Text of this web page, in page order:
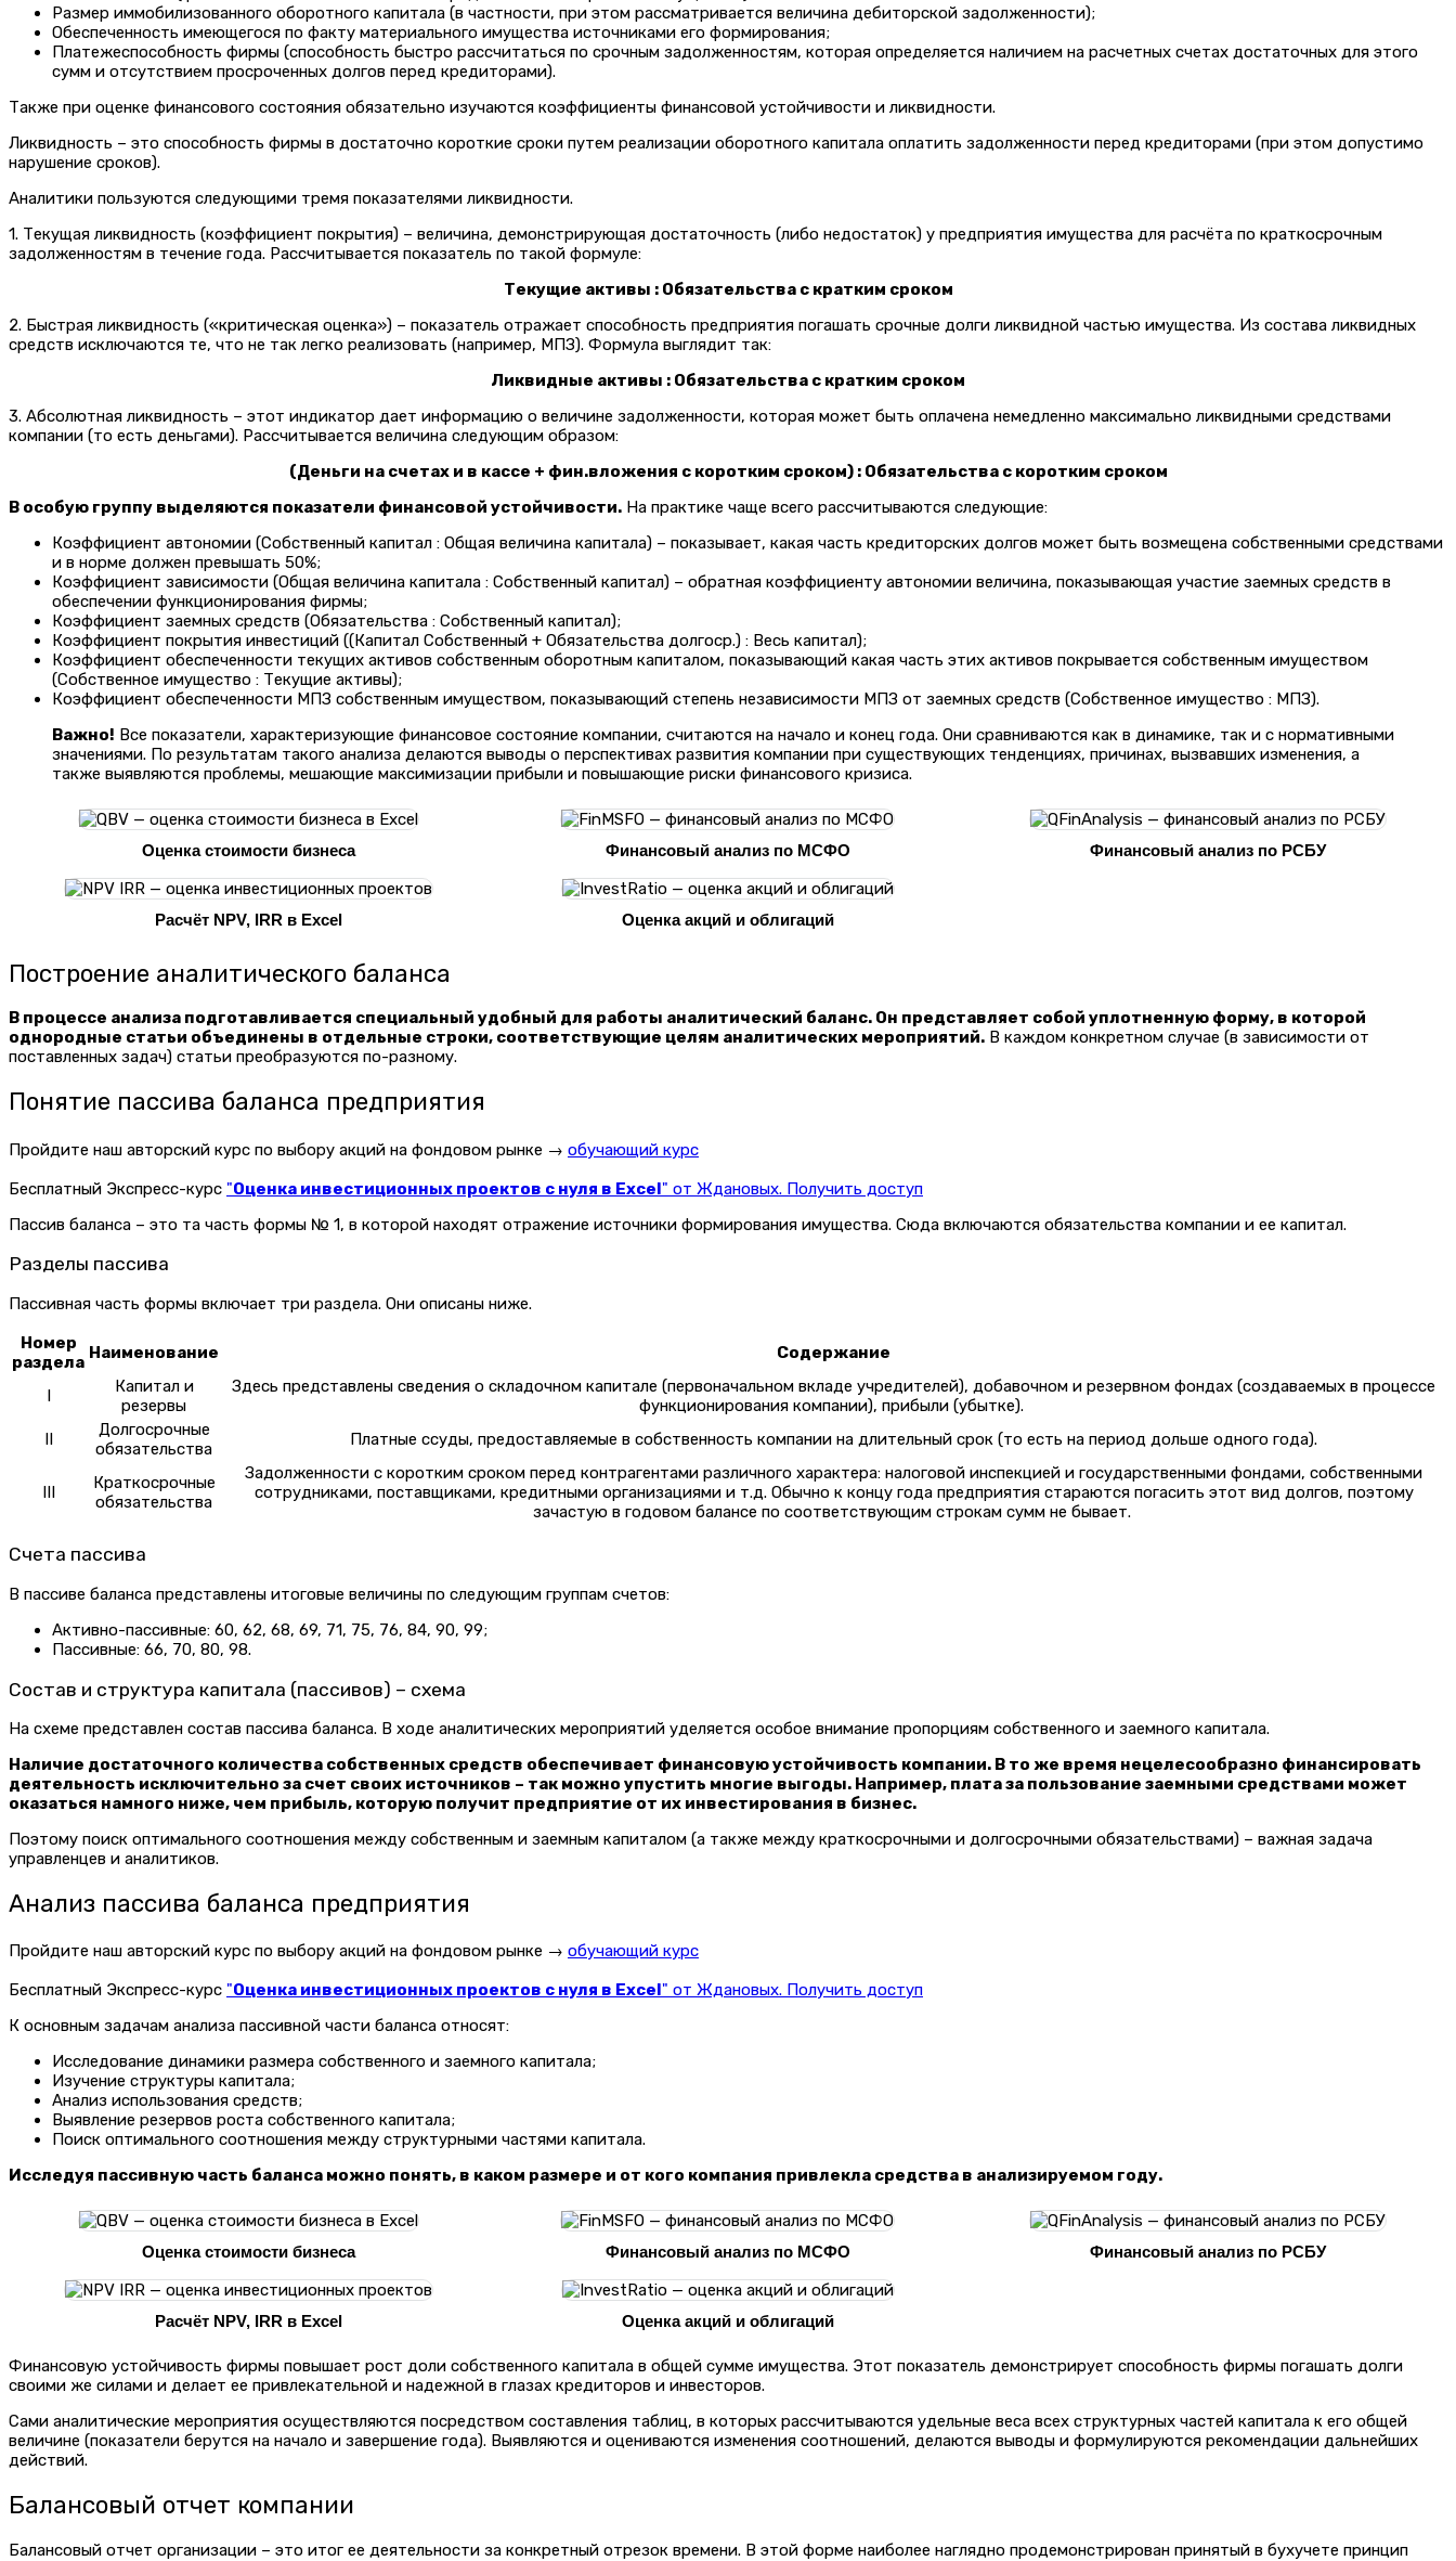
Размер иммобилизованного оборотного капитала (в частности, при этом рассматривается величина дебиторской задолженности);
Обеспеченность имеющегося по факту материального имущества источниками его формирования;
Платежеспособность фирмы (способность быстро рассчитаться по срочным задолженностям, которая определяется наличием на расчетных счетах достаточных для этого
сумм и отсутствием просроченных долгов перед кредиторами).
Также при оценке финансового состояния обязательно изучаются коэффициенты финансовой устойчивости и ликвидности.
Ликвидность – это способность фирмы в достаточно короткие сроки путем реализации оборотного капитала оплатить задолженности перед кредиторами (при этом допустимо
нарушение сроков).
Аналитики пользуются следующими тремя показателями ликвидности.
1. Текущая ликвидность (коэффициент покрытия) – величина, демонстрирующая достаточность (либо недостаток) у предприятия имущества для расчёта по краткосрочным
задолженностям в течение года. Рассчитывается показатель по такой формуле:
Текущие активы : Обязательства с кратким сроком
2. Быстрая ликвидность («критическая оценка») – показатель отражает способность предприятия погашать срочные долги ликвидной частью имущества. Из состава ликвидных
средств исключаются те, что не так легко реализовать (например, МПЗ). Формула выглядит так:
Ликвидные активы : Обязательства с кратким сроком
3. Абсолютная ликвидность – этот индикатор дает информацию о величине задолженности, которая может быть оплачена немедленно максимально ликвидными средствами
компании (то есть деньгами). Рассчитывается величина следующим образом:
(Деньги на счетах и в кассе + фин.вложения с коротким сроком) : Обязательства с коротким сроком
В особую группу выделяются показатели финансовой устойчивости. На практике чаще всего рассчитываются следующие:
Коэффициент автономии (Собственный капитал : Общая величина капитала) – показывает, какая часть кредиторских долгов может быть возмещена собственными средствами
и в норме должен превышать 50%;
Коэффициент зависимости (Общая величина капитала : Собственный капитал) – обратная коэффициенту автономии величина, показывающая участие заемных средств в
обеспечении функционирования фирмы;
Коэффициент заемных средств (Обязательства : Собственный капитал);
Коэффициент покрытия инвестиций ((Капитал Собственный + Обязательства долгоср.) : Весь капитал);
Коэффициент обеспеченности текущих активов собственным оборотным капиталом, показывающий какая часть этих активов покрывается собственным имуществом
(Собственное имущество : Текущие активы);
Коэффициент обеспеченности МПЗ собственным имуществом, показывающий степень независимости МПЗ от заемных средств (Собственное имущество : МПЗ).
Важно! Все показатели, характеризующие финансовое состояние компании, считаются на начало и конец года. Они сравниваются как в динамике, так и с нормативными
значениями. По результатам такого анализа делаются выводы о перспективах развития компании при существующих тенденциях, причинах, вызвавших изменения, а
также выявляются проблемы, мешающие максимизации прибыли и повышающие риски финансового кризиса.
Оценка стоимости бизнеса Финансовый анализ по МСФО Финансовый анализ по РСБУ
Расчёт NPV, IRR в Excel Оценка акций и облигаций
Построение аналитического баланса
В процессе анализа подготавливается специальный удобный для работы аналитический баланс. Он представляет собой уплотненную форму, в которой
однородные статьи объединены в отдельные строки, соответствующие целям аналитических мероприятий. В каждом конкретном случае (в зависимости от
поставленных задач) статьи преобразуются по-разному.
Понятие пассива баланса предприятия
Пройдите наш авторский курс по выбору акций на фондовом рынке → обучающий курс
Бесплатный Экспресс-курс "Оценка инвестиционных проектов с нуля в Excel" от Ждановых. Получить доступ
Пассив баланса – это та часть формы № 1, в которой находят отражение источники формирования имущества. Сюда включаются обязательства компании и ее капитал.
Разделы пассива
Пассивная часть формы включает три раздела. Они описаны ниже.
Номер
раздела Наименование Содержание
I
Капитал и
резервы
Здесь представлены сведения о складочном капитале (первоначальном вкладе учредителей), добавочном и резервном фондах (создаваемых в процессе
функционирования компании), прибыли (убытке).
II
Долгосрочные
обязательства
Платные ссуды, предоставляемые в собственность компании на длительный срок (то есть на период дольше одного года).
III
Краткосрочные
обязательства
Задолженности с коротким сроком перед контрагентами различного характера: налоговой инспекцией и государственными фондами, собственными
сотрудниками, поставщиками, кредитными организациями и т.д. Обычно к концу года предприятия стараются погасить этот вид долгов, поэтому
зачастую в годовом балансе по соответствующим строкам сумм не бывает.
Счета пассива
В пассиве баланса представлены итоговые величины по следующим группам счетов:
Активно-пассивные: 60, 62, 68, 69, 71, 75, 76, 84, 90, 99;
Пассивные: 66, 70, 80, 98.
Состав и структура капитала (пассивов) – схема
На схеме представлен состав пассива баланса. В ходе аналитических мероприятий уделяется особое внимание пропорциям собственного и заемного капитала.
Наличие достаточного количества собственных средств обеспечивает финансовую устойчивость компании. В то же время нецелесообразно финансировать
деятельность исключительно за счет своих источников – так можно упустить многие выгоды. Например, плата за пользование заемными средствами может
оказаться намного ниже, чем прибыль, которую получит предприятие от их инвестирования в бизнес.
Поэтому поиск оптимального соотношения между собственным и заемным капиталом (а также между краткосрочными и долгосрочными обязательствами) – важная задача
управленцев и аналитиков.
Анализ пассива баланса предприятия
Пройдите наш авторский курс по выбору акций на фондовом рынке → обучающий курс
Бесплатный Экспресс-курс "Оценка инвестиционных проектов с нуля в Excel " от Ждановых. Получить доступ
К основным задачам анализа пассивной части баланса относят:
Исследование динамики размера собственного и заемного капитала;
Изучение структуры капитала;
Анализ использования средств;
Выявление резервов роста собственного капитала;
Поиск оптимального соотношения между структурными частями капитала.
Исследуя пассивную часть баланса можно понять, в каком размере и от кого компания привлекла средства в анализируемом году.
Оценка стоимости бизнеса Финансовый анализ по МСФО Финансовый анализ по РСБУ
Расчёт NPV, IRR в Excel Оценка акций и облигаций
Финансовую устойчивость фирмы повышает рост доли собственного капитала в общей сумме имущества. Этот показатель демонстрирует способность фирмы погашать долги
своими же силами и делает ее привлекательной и надежной в глазах кредиторов и инвесторов.
Сами аналитические мероприятия осуществляются посредством составления таблиц, в которых рассчитываются удельные веса всех структурных частей капитала к его общей
величине (показатели берутся на начало и завершение года). Выявляются и оцениваются изменения соотношений, делаются выводы и формулируются рекомендации дальнейших
действий.
Балансовый отчет компании
Балансовый отчет организации – это итог ее деятельности за конкретный отрезок времени. В этой форме наиболее наглядно продемонстрирован принятый в бухучете принцип